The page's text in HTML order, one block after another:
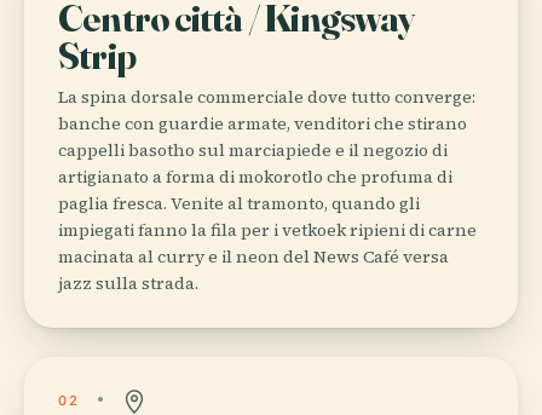
Centro città / Kingsway
Strip
La spina dorsale commerciale dove tutto converge:
banche con guardie armate, venditori che stirano
cappelli basotho sul marciapiede e il negozio di
artigianato a forma di mokorotlo che profuma di
paglia fresca. Venite al tramonto, quando gli
impiegati fanno la fila per i vetkoek ripieni di carne
macinata al curry e il neon del News Café versa
jazz sulla strada.
02